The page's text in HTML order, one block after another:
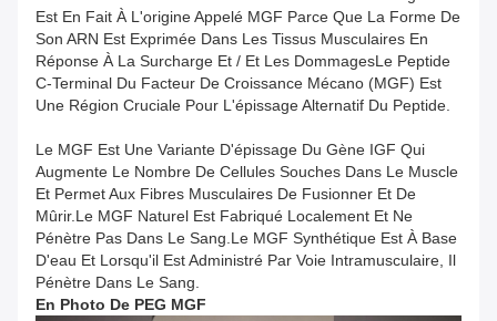
Est En Fait À L'origine Appelé MGF Parce Que La Forme De
Son ARN Est Exprimée Dans Les Tissus Musculaires En
Réponse À La Surcharge Et / Et Les DommagesLe Peptide
C-Terminal Du Facteur De Croissance Mécano (MGF) Est
Une Région Cruciale Pour L'épissage Alternatif Du Peptide.
Le MGF Est Une Variante D'épissage Du Gène IGF Qui
Augmente Le Nombre De Cellules Souches Dans Le Muscle
Et Permet Aux Fibres Musculaires De Fusionner Et De
Mûrir.Le MGF Naturel Est Fabriqué Localement Et Ne
Pénètre Pas Dans Le Sang.Le MGF Synthétique Est À Base
D'eau Et Lorsqu'il Est Administré Par Voie Intramusculaire, Il
Pénètre Dans Le Sang.
En Photo De PEG MGF